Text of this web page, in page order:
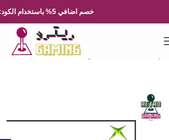
خصم اضافي 5% باستخدام الكود: RG5
Xbox
Xbox OG